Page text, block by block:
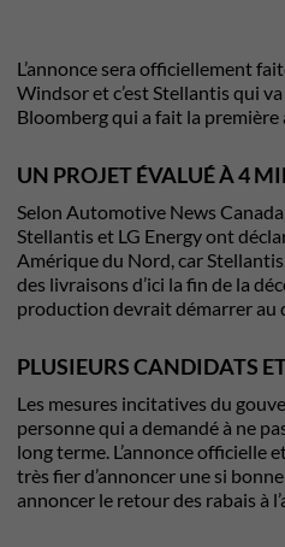
L’annonce sera officiellement
Windsor et c’est Stellantis qui
Bloomberg qui a fait la
UN PROJET ÉVALUÉ À 4
Selon Automotive News
Stellantis et LG Energy ont
Amérique du Nord, car
des livraisons d’ici la fin de la
production devrait démarrer au
PLUSIEURS CANDIDATS
Les mesures incitatives du
personne qui a demandé à ne
long terme. L’annonce officielle
très fier d’annoncer une si
annoncer le retour des rabais à